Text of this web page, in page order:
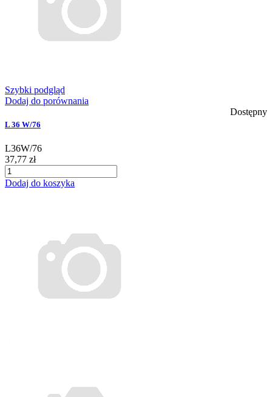
Szybki podgląd
Dodaj do porównania
Dostępny
L 36 W/76
L36W/76
37,77 zł
Dodaj do koszyka